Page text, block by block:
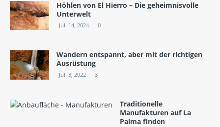
Höhlen von El Hierro – Die geheimnisvolle
Unterwelt
Juli 14, 2024 0
Wandern entspannt, aber mit der richtigen
Ausrüstung
Juli 3, 2022 3
Traditionelle
Manufakturen auf La
Palma finden